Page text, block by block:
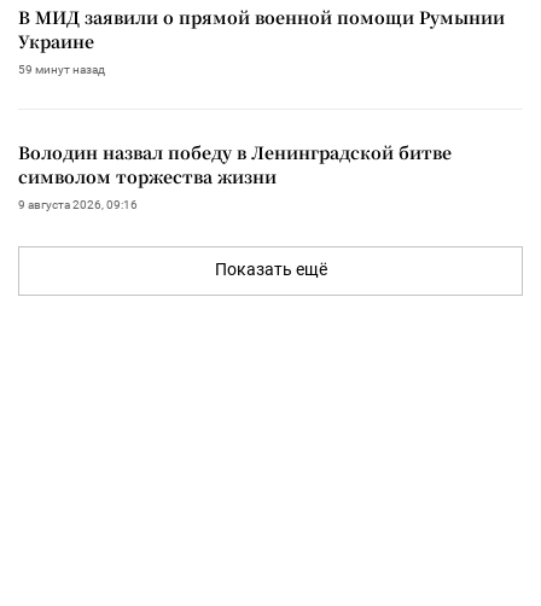
В МИД заявили о прямой военной помощи Румынии
Украине
59 минут назад
Володин назвал победу в Ленинградской битве
символом торжества жизни
9 августа 2026, 09:16
Показать ещё